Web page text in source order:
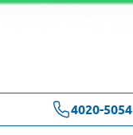
4020-5054